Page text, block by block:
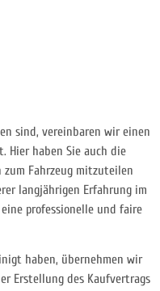
sind, vereinbaren wir einen
Hier haben Sie auch die
Fahrzeug mitzuteilen
langjährigen Erfahrung im
professionelle und faire
haben, übernehmen wir
Erstellung des Kaufvertrags